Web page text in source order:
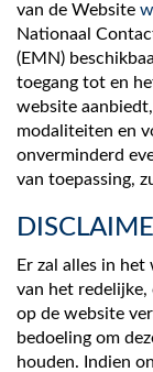
van de Website
Nationaal
(EMN)
toegang tot en
website
modaliteiten en
onverminderd
van toepassing,
Er zal alles in
van het redelijke,
op de website
bedoeling om
houden. Indien